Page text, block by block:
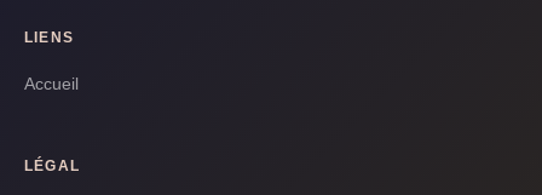
LIENS
Accueil
LÉGAL